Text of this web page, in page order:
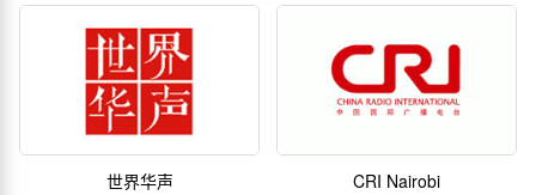
世界华声 CRI Nairobi